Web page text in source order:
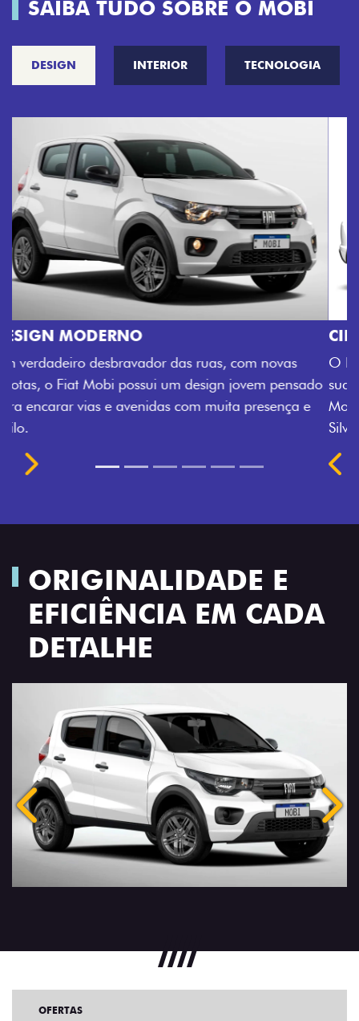
SAIBA TUDO SOBRE O MOBI
DESIGN INTERIOR TECNOLOGIA
CINCO OPÇÕES DE CORES
O Fiat Mobi tem sempre uma opção de cor que é a
sua cara. Escolha entre o Preto Vulcano, Vermelho
Montecarlo, Branco Banchisa, Prata Bari e Cinza
Silverstone.
Previous
Rodas de liga leve
ORIGINALIDADE E
EFICIÊNCIA EM CADA
DETALHE
Anterior
OFERTAS